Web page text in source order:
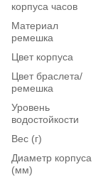
корпуса часов
Материал
ремешка
Цвет корпуса
Цвет браслета/
ремешка
Уровень
водостойкости
Вес (г)
Диаметр корпуса
(мм)